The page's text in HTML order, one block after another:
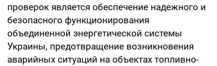
проверок является обеспечение надежного и
безопасного функционирования
объединенной энергетической системы
Украины, предотвращение возникновения
аварийных ситуаций на объектах топливно-